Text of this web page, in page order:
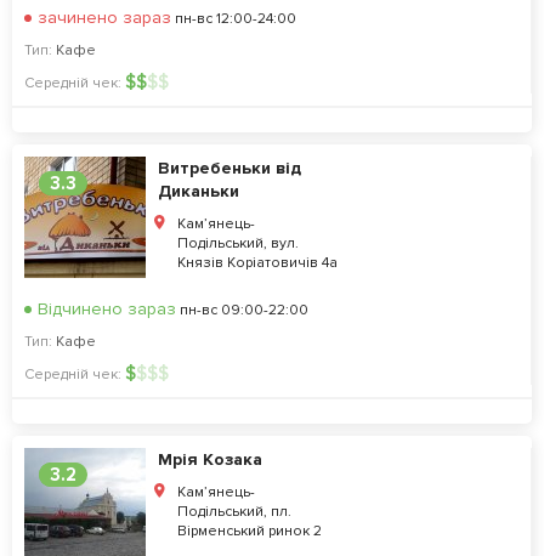
зачинено зараз пн-вс 12:00-24:00
Тип: Кафе
Середній чек: $$$$
3.3
Витребеньки вiд
Диканьки
Кам’янець-
Подільський, вул.
Князів Коріатовичів 4а
Відчинено зараз пн-вс 09:00-22:00
Тип: Кафе
Середній чек: $$$$
3.2
Мрія Козака
Кам’янець-
Подільський, пл.
Вірменський ринок 2